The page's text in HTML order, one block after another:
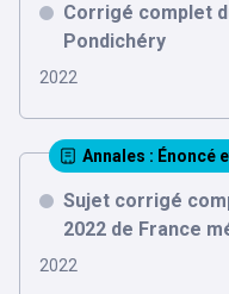
Corrigé complet
Pondichéry
2022
Annales : Énoncé
Sujet corrigé
2022 de France
2022